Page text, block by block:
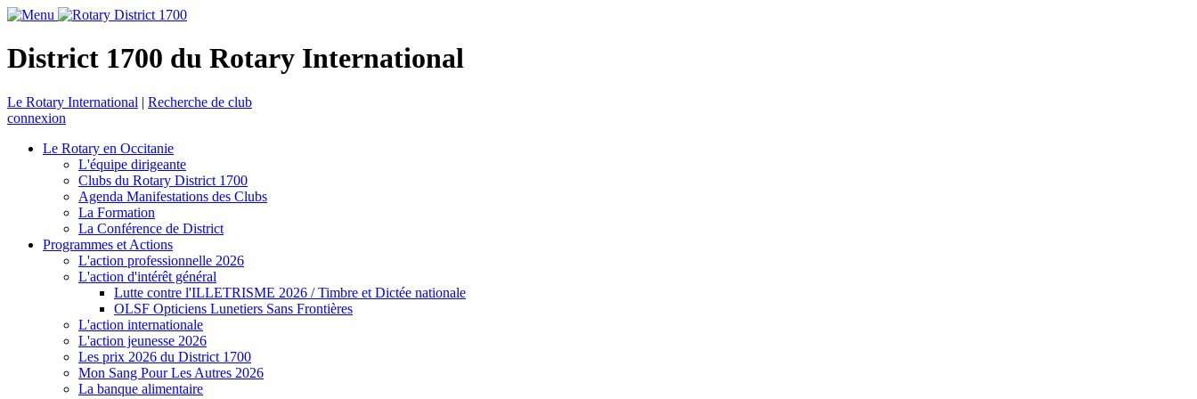
District 1700 du Rotary International
Le Rotary International | Recherche de club
connexion
Le Rotary en Occitanie
L'équipe dirigeante
Clubs du Rotary District 1700
Agenda Manifestations des Clubs
La Formation
La Conférence de District
Programmes et Actions
L'action professionnelle 2026
L'action d'intérêt général
Lutte contre l'ILLETRISME 2026 / Timbre et Dictée nationale
OLSF Opticiens Lunetiers Sans Frontières
L'action internationale
L'action jeunesse 2026
Les prix 2026 du District 1700
Mon Sang Pour Les Autres 2026
La banque alimentaire